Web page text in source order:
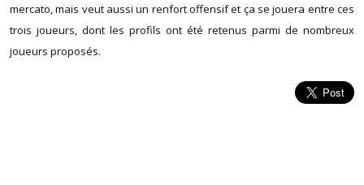
mercato, mais veut aussi un renfort offensif et ça se jouera entre ces
trois joueurs, dont les profils ont été retenus parmi de nombreux
joueurs proposés.